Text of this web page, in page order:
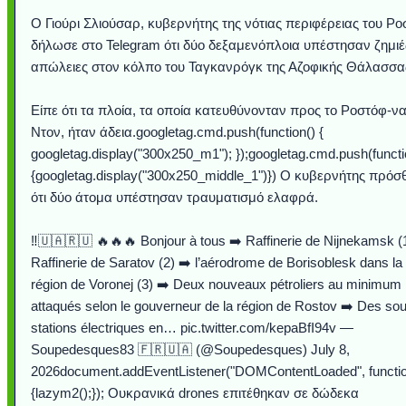
Ο Γιούρι Σλιούσαρ, κυβερνήτης της νότιας περιφέρειας του
δήλωσε στο Telegram ότι δύο δεξαμενόπλοια υπέστησαν
απώλειες στον κόλπο του Ταγκανρόγκ της Αζοφικής
Είπε ότι τα πλοία, τα οποία κατευθύνονταν προς το Ροστόφ-
Ντον, ήταν άδεια.googletag.cmd.push(function() {
googletag.display("300x250_m1");
{googletag.display("300x250_middle_1")}) Ο κυβερνήτης
ότι δύο άτομα υπέστησαν τραυματισμό ελαφρά.
‼️🇺🇦🇷🇺 🔥🔥🔥 Bonjour à tous ➡️ Raffinerie de Nijnekamsk
Raffinerie de Saratov (2) ➡️ l’aérodrome de Borisoblesk dans la
région de Voronej (3) ➡️ Deux nouveaux pétroliers au minimum
attaqués selon le gouverneur de la région de Rostov ➡️ Des
stations électriques en… pic.twitter.com/kepaBfI94v —
Soupedesques83 🇫🇷🇺🇦 (@Soupedesques) July 8,
2026document.addEventListener("DOMContentLoaded",
{lazym2();}); Ουκρανικά drones επιτέθηκαν σε δώδεκα
Ο αέρας του
τα μαλλιά
Ταξίδι στο
Διεθνής
Σταθμός: Ο
το παράθυρό
Μουσική από
χορδές
Video:
καταιγίδα
Εντυπωσιακές
από
Abbey,Ταϊτή
Υποθαλάσσιο
στην
Η νέα
Αθήνας από το
που κάνει το
Internet
Ο Κομήτης του
φωτίσει τη Γη
κι απ' το
Συγκινητικό
λεοπάρδαλη
μωρό
Alesund: Μια
Νορβηγία που
Η γάτα και το